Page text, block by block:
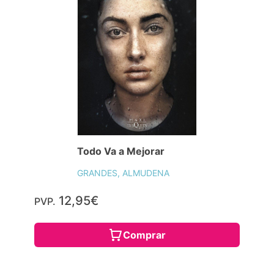
Todo Va a Mejorar
GRANDES, ALMUDENA
PVP. 12,95€
Comprar